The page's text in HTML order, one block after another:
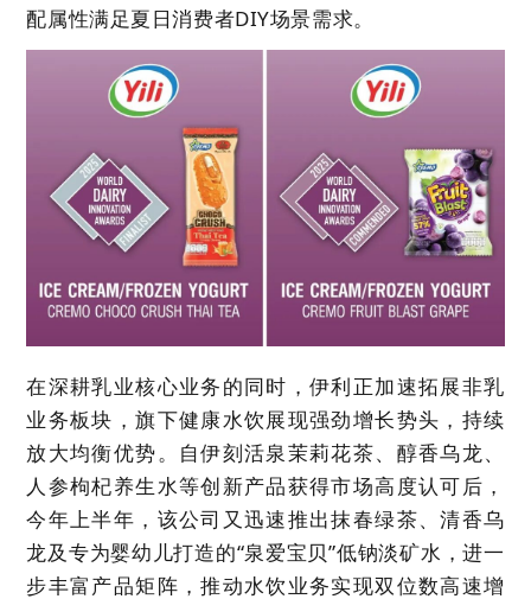
配属性满足夏日消费者DIY场景需求。
在深耕乳业核心业务的同时，伊利正加速拓展非乳
业务板块，旗下健康水饮展现强劲增长势头，持续
放大均衡优势。自伊刻活泉茉莉花茶、醇香乌龙、
人参枸杞养生水等创新产品获得市场高度认可后，
今年上半年，该公司又迅速推出抹春绿茶、清香乌
龙及专为婴幼儿打造的“泉爱宝贝”低钠淡矿水，进一
步丰富产品矩阵，推动水饮业务实现双位数高速增